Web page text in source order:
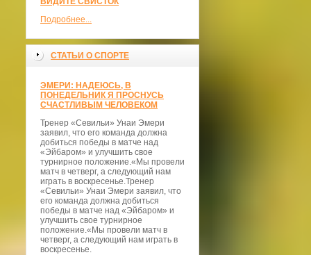
Подробнее...
СТАТЬИ О СПОРТЕ
ЭМЕРИ: НАДЕЮСЬ, В
ПОНЕДЕЛЬНИК Я ПРОСНУСЬ
СЧАСТЛИВЫМ ЧЕЛОВЕКОМ
Тренер «Севильи» Унаи Эмери
заявил, что его команда должна
добиться победы в матче над
«Эйбаром» и улучшить свое
турнирное положение.«Мы провели
матч в четверг, а следующий нам
играть в воскресенье.Тренер
«Севильи» Унаи Эмери заявил, что
его команда должна добиться
победы в матче над «Эйбаром» и
улучшить свое турнирное
положение.«Мы провели матч в
четверг, а следующий нам играть в
воскресенье.